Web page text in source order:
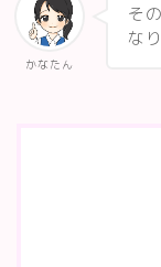
かなたん
そ
な